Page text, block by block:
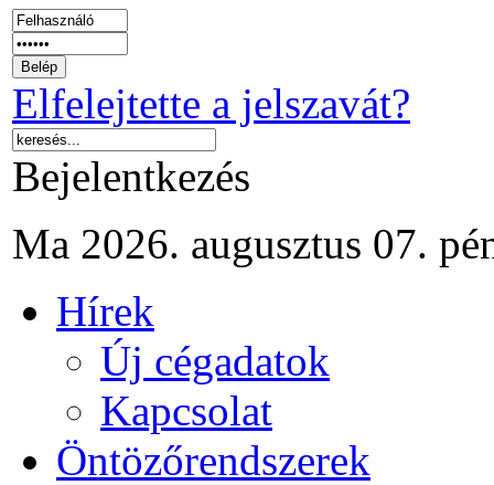
Elfelejtette a jelszavát?
Bejelentkezés
Ma 2026. augusztus 07.
Hírek
Új cégadatok
Kapcsolat
Öntözőrendszerek